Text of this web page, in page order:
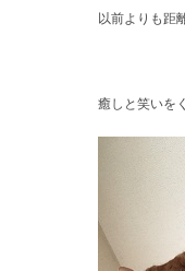
以前よりも距
癒しと笑いを